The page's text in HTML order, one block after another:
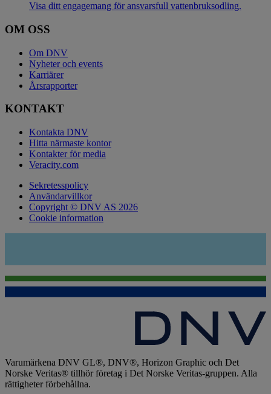
Visa ditt engagemang för ansvarsfull vattenbruksodling.
OM OSS
Om DNV
Nyheter och events
Karriärer
Årsrapporter
KONTAKT
Kontakta DNV
Hitta närmaste kontor
Kontakter för media
Veracity.com
Sekretesspolicy
Användarvillkor
Copyright © DNV AS 2026
Cookie information
Varumärkena DNV GL®, DNV®, Horizon Graphic och Det
Norske Veritas® tillhör företag i Det Norske Veritas-gruppen. Alla
rättigheter förbehållna.